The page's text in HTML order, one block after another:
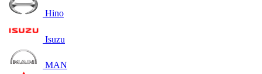
Hino
Isuzu
MAN